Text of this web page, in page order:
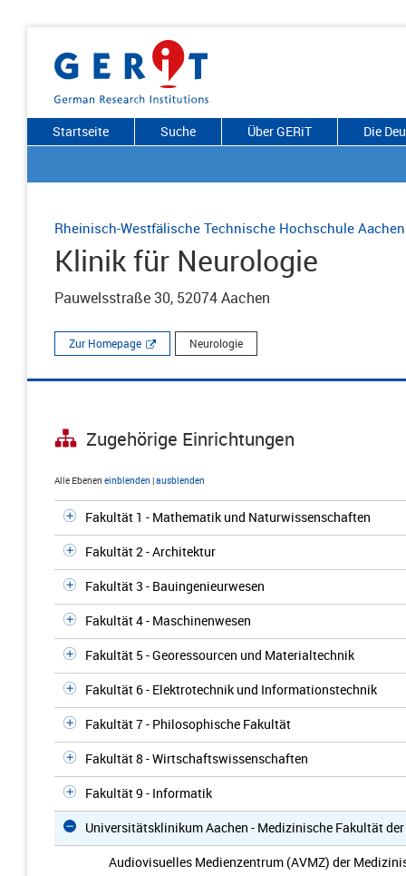
Startseite Suche Über GERiT Die
Rheinisch-Westfälische Technische Hochschule Aachen
Klinik für Neurologie
Pauwelsstraße 30, 52074 Aachen
Zur Homepage Neurologie
Zugehörige Einrichtungen
Alle Ebenen einblenden |ausblenden
Fakultät 1 - Mathematik und Naturwissenschaften
Fakultät 2 - Architektur
Fakultät 3 - Bauingenieurwesen
Fakultät 4 - Maschinenwesen
Fakultät 5 - Georessourcen und Materialtechnik
Fakultät 6 - Elektrotechnik und Informationstechnik
Fakultät 7 - Philosophische Fakultät
Fakultät 8 - Wirtschaftswissenschaften
Fakultät 9 - Informatik
Universitätsklinikum Aachen - Medizinische Fakultät der
Audiovisuelles Medienzentrum (AVMZ) der